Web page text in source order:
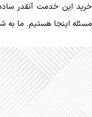
خرید این خدمت آنقدر
مسئله اینجا هستیم. ما به